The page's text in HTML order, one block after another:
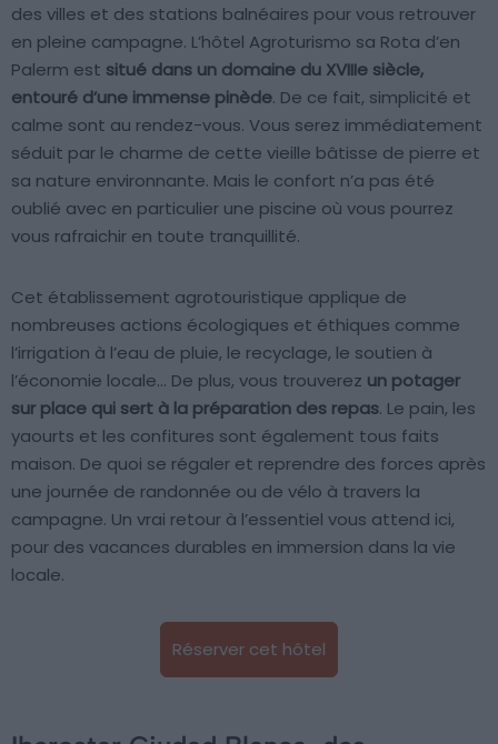
des villes et des stations balnéaires pour vous retrouver
en pleine campagne. L’hôtel Agroturismo sa Rota d’en
Palerm est situé dans un domaine du XVIIIe siècle,
entouré d’une immense pinède. De ce fait, simplicité et
calme sont au rendez-vous. Vous serez immédiatement
séduit par le charme de cette vieille bâtisse de pierre et
sa nature environnante. Mais le confort n’a pas été
oublié avec en particulier une piscine où vous pourrez
vous rafraichir en toute tranquillité.
Cet établissement agrotouristique applique de
nombreuses actions écologiques et éthiques comme
l’irrigation à l’eau de pluie, le recyclage, le soutien à
l’économie locale… De plus, vous trouverez un potager
sur place qui sert à la préparation des repas. Le pain, les
yaourts et les confitures sont également tous faits
maison. De quoi se régaler et reprendre des forces après
une journée de randonnée ou de vélo à travers la
campagne. Un vrai retour à l’essentiel vous attend ici,
pour des vacances durables en immersion dans la vie
locale.
Réserver cet hôtel